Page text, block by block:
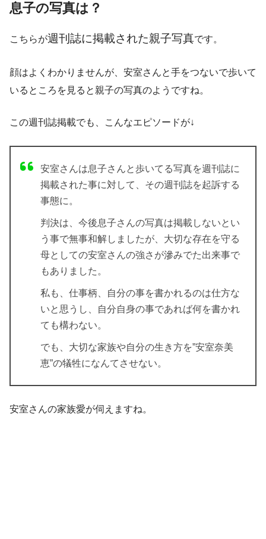
息子の写真は？
こちらが週刊誌に掲載された親子写真です。
顔はよくわかりませんが、安室さんと手をつないで歩いて
いるところを見ると親子の写真のようですね。
この週刊誌掲載でも、こんなエピソードが↓
安室さんは息子さんと歩いてる写真を週刊誌に
掲載された事に対して、その週刊誌を起訴する
事態に。
判決は、今後息子さんの写真は掲載しないとい
う事で無事和解しましたが、大切な存在を守る
母としての安室さんの強さが滲みでた出来事で
もありました。
私も、仕事柄、自分の事を書かれるのは仕方な
いと思うし、自分自身の事であれば何を書かれ
ても構わない。
でも、大切な家族や自分の生き方を”安室奈美
恵”の犠牲になんてさせない。
安室さんの家族愛が伺えますね。